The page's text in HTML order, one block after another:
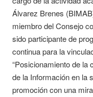
Álvarez Brenes
miembro del Consejo
sido participante de
continua para la
“Posicionamiento de la
de la Información en la
promoción con una